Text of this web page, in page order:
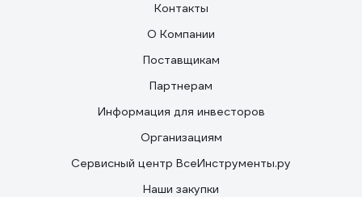
Контакты
О Компании
Поставщикам
Партнерам
Информация для инвесторов
Организациям
Сервисный центр ВсеИнструменты.ру
Наши закупки